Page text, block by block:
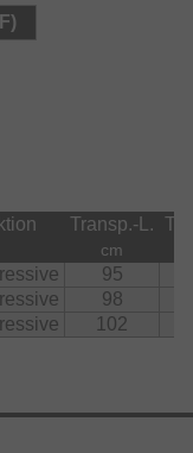
Transp.-L.
cm
95
98
102